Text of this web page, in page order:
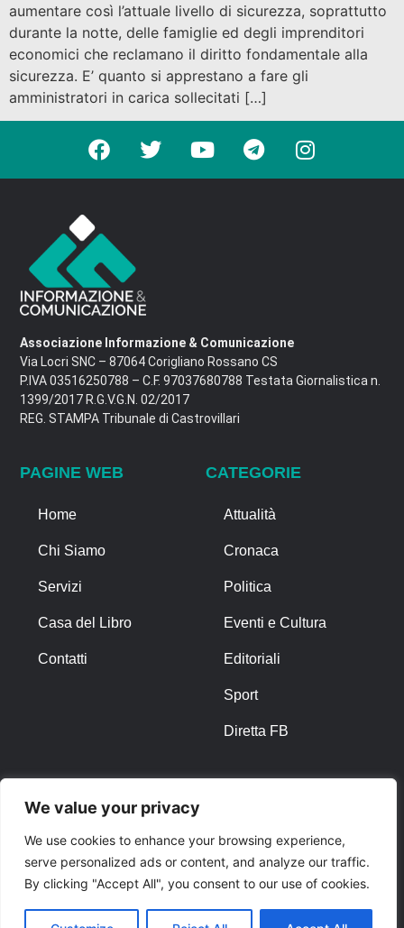
We value your privacy
We use cookies to enhance your browsing experience,
serve personalized ads or content, and analyze our traffic.
By clicking "Accept All", you consent to our use of cookies.
aumentare così l’attuale livello di sicurezza, soprattutto
durante la notte, delle famiglie ed degli imprenditori
economici che reclamano il diritto fondamentale alla
sicurezza. E’ quanto si apprestano a fare gli
amministratori in carica sollecitati […]
Associazione Informazione & Comunicazione
Via Locri SNC – 87064 Corigliano Rossano CS
P.IVA 03516250788 – C.F. 97037680788 Testata Giornalistica n.
1399/2017 R.G.V.G.N. 02/2017
REG. STAMPA Tribunale di Castrovillari
PAGINE WEB
Home
Chi Siamo
Servizi
Casa del Libro
Contatti
CATEGORIE
Attualità
Cronaca
Politica
Eventi e Cultura
Editoriali
Sport
Diretta FB
Privacy Policy